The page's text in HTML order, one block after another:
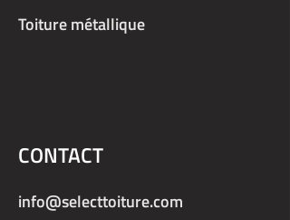
Toiture métallique
CONTACT
info@selecttoiture.com